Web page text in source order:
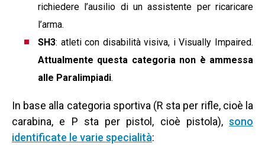
richiedere l’ausilio di un assistente per ricaricare
l’arma.
SH3: atleti con disabilità visiva, i Visually Impaired.
Attualmente questa categoria non è ammessa
alle Paralimpiadi.
In base alla categoria sportiva (R sta per rifle, cioè la
carabina, e P sta per pistol, cioè pistola), sono
identificate le varie specialità: